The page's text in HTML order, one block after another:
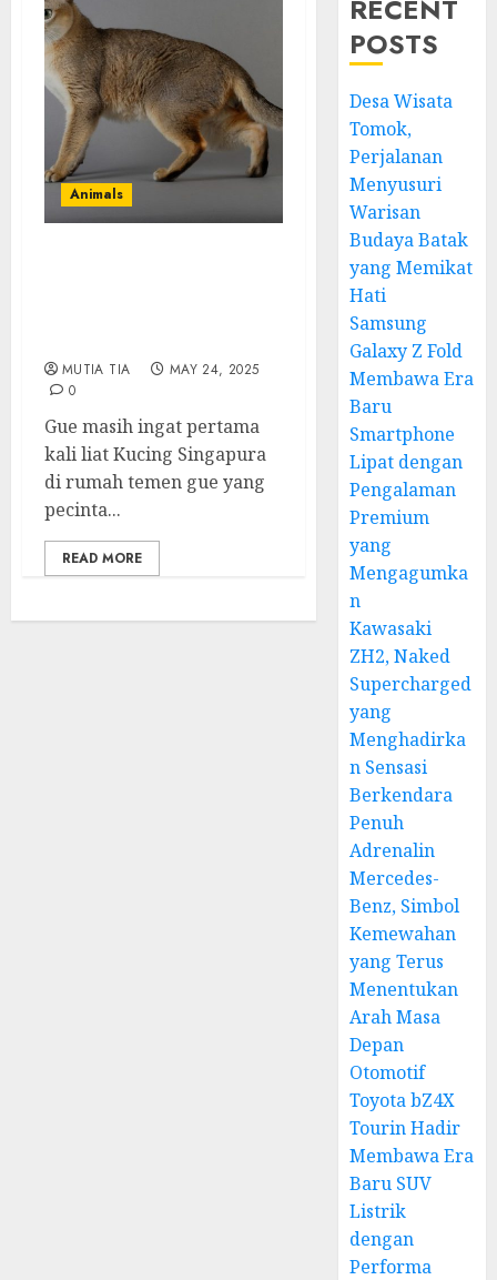
Animals
MUTIA TIA
MAY 24, 2025
0
Gue masih ingat pertama
kali liat Kucing Singapura
di rumah temen gue yang
pecinta...
READ MORE
RECENT
POSTS
Desa Wisata
Tomok,
Perjalanan
Menyusuri
Warisan
Budaya Batak
yang Memikat
Hati
Samsung
Galaxy Z Fold
Membawa Era
Baru
Smartphone
Lipat dengan
Pengalaman
Premium
yang
Mengagumka
n
Kawasaki
ZH2, Naked
Supercharged
yang
Menghadirka
n Sensasi
Berkendara
Penuh
Adrenalin
Mercedes-
Benz, Simbol
Kemewahan
yang Terus
Menentukan
Arah Masa
Depan
Otomotif
Toyota bZ4X
Tourin Hadir
Membawa Era
Baru SUV
Listrik
dengan
Performa